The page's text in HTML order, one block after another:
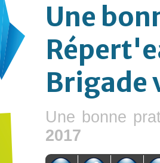
Une
Brigade
Une bonne
2017